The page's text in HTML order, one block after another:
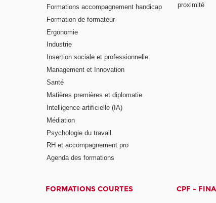
Formations accompagnement handicap
Formation de formateur
Ergonomie
Industrie
Insertion sociale et professionnelle
Management et Innovation
Santé
Matières premières et diplomatie
Intelligence artificielle (IA)
Médiation
Psychologie du travail
RH et accompagnement pro
Agenda des formations
proximité
FORMATIONS COURTES CPF -